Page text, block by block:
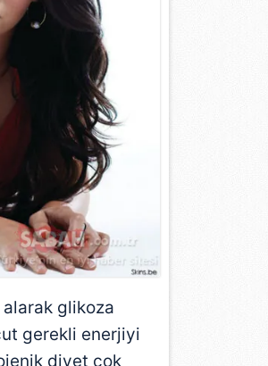
glikoza
gerekli enerjiyi
diyet çok